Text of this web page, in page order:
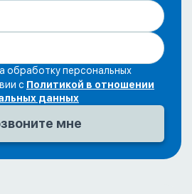
обработку персональных
с Политикой в отношении
данных